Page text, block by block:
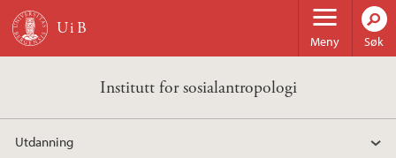
Hopp til hovedinnhold
Meny Søk
Institutt for sosialantropologi
Utdanning